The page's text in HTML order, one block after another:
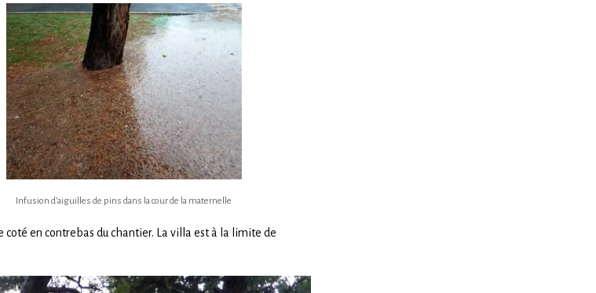
Infusion d’aiguilles de pins dans la cour de la maternelle
coté en contrebas du chantier. La villa est à la limite de